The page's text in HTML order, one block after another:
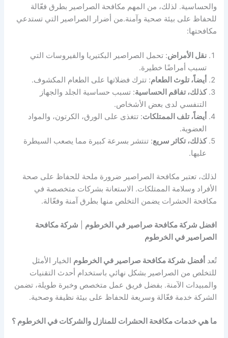
والحساسية. لذلك، من المهم مكافحة الصراصير بطرق فعّالة
للحفاظ على بيئة صحية وآمنة.من أضرار الصراصير التي تستدعي
مكافحتها:
نقل الأمراض: تحمل الصراصير البكتيريا والفيروسات التي
تسبب أمراضًا خطيرة.
أيضاً، تلوث الطعام: تترك فضلاتها على الطعام المكشوف.
كذلك، تفاقم الحساسية: تسبب حساسية الجلد والجهاز
التنفسي لدى بعض الأشخاص.
أيضاً، تلف الممتلكات: تتغذى على الورق، الكرتون، والمواد
العضوية.
كذلك، تكاثر سريع: تنتشر بسرعة كبيرة مما يصعب السيطرة
عليها.
لذلك، تعتبر مكافحة الصراصير ضرورة ملحة للحفاظ على صحة
الأفراد وسلامة الممتلكات. الاستعانة بشركات متخصصة في
مكافحة الحشرات يضمن التخلص منها بطرق آمنة وفعّالة.
افضل شركة مكافحة صراصير في الخرطوم
شركة مكافحة
الصراصير في الخرطوم
تُعد أفضل شركة مكافحة صراصير في الخرطوم الخيار الأمثل
للتخلص من الصراصير بشكل نهائي باستخدام أحدث التقنيات
والمبيدات الآمنة. بفضل فريق عمل متخصص وخبرة طويلة، تضمن
الشركة خدمة فعّالة وسريعة للحفاظ على بيئة نظيفة وصحية.
ما هي خدمات مكافحة الحشرات للمنازل والشركات في الخرطوم ؟